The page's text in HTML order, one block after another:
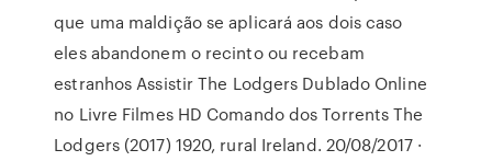
que uma maldição se aplicará aos dois caso
eles abandonem o recinto ou recebam
estranhos Assistir The Lodgers Dublado Online
no Livre Filmes HD Comando dos Torrents The
Lodgers (2017) 1920, rural Ireland. 20/08/2017 ·